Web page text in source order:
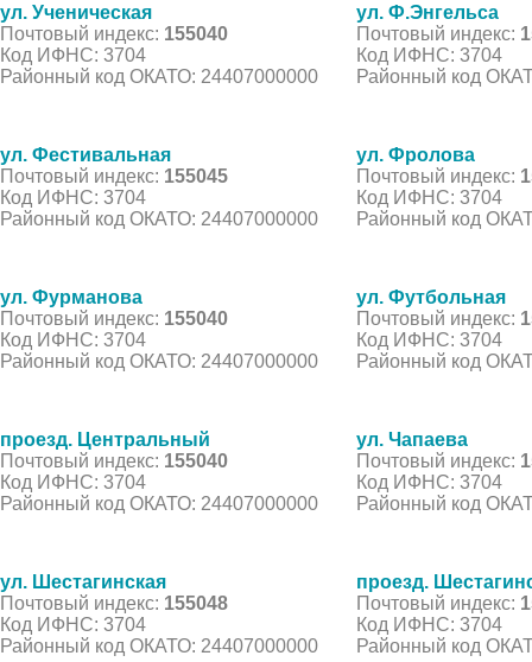
ул. Ученическая
Почтовый индекс: 155040
Код ИФНС: 3704
Районный код ОКАТО: 24407000000
ул. Ф.Энгельса
Почтовый индекс:
Код ИФНС: 3704
Районный код
ул. Фестивальная
Почтовый индекс: 155045
Код ИФНС: 3704
Районный код ОКАТО: 24407000000
ул. Фролова
Почтовый индекс:
Код ИФНС: 3704
Районный код
ул. Фурманова
Почтовый индекс: 155040
Код ИФНС: 3704
Районный код ОКАТО: 24407000000
ул. Футбольная
Почтовый индекс:
Код ИФНС: 3704
Районный код
проезд. Центральный
Почтовый индекс: 155040
Код ИФНС: 3704
Районный код ОКАТО: 24407000000
ул. Чапаева
Почтовый индекс:
Код ИФНС: 3704
Районный код
ул. Шестагинская
Почтовый индекс: 155048
Код ИФНС: 3704
Районный код ОКАТО: 24407000000
проезд.
Почтовый индекс:
Код ИФНС: 3704
Районный код